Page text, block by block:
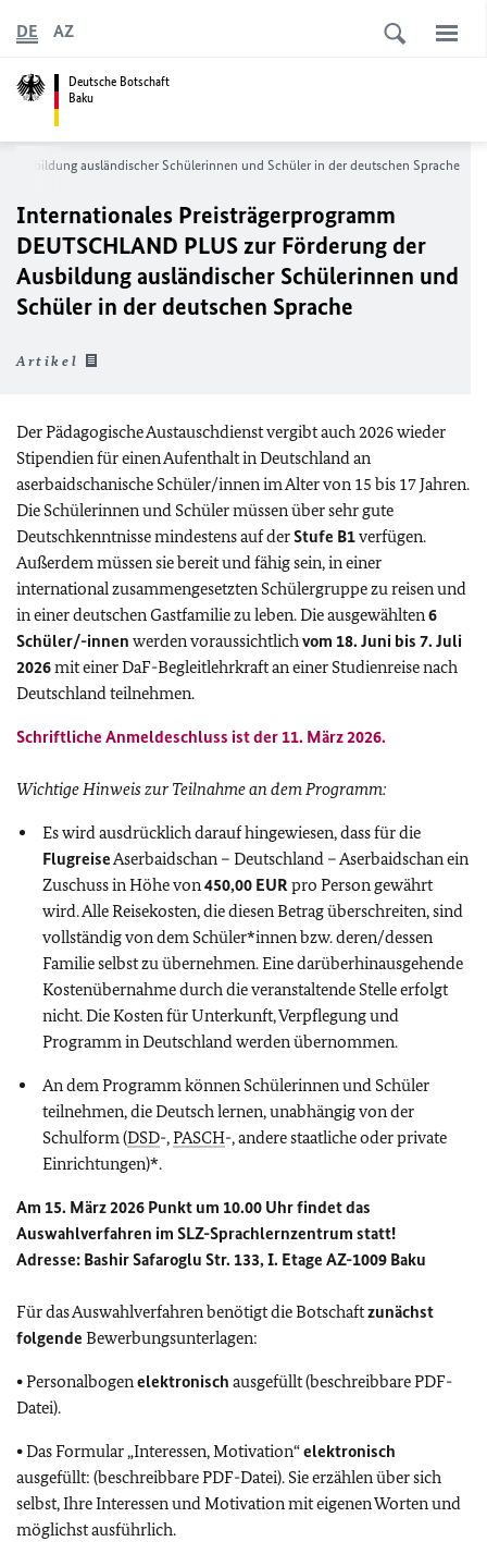
Deutsche Botschaft
Baku
DE AZ
Ausbildung ausländischer Schülerinnen und Schüler in der deutschen Sprache
Internationales Preisträgerprogramm
DEUTSCHLAND PLUS zur Förderung der
Ausbildung ausländischer Schülerinnen und
Schüler in der deutschen Sprache
Artikel
Der Pädagogische Austauschdienst vergibt auch 2026 wieder
Stipendien für einen Aufenthalt in Deutschland an
aserbaidschanische Schüler/innen im Alter von 15 bis 17 Jahren.
Die Schülerinnen und Schüler müssen über sehr gute
Deutschkenntnisse mindestens auf derStufe B1verfügen.
Außerdem müssen sie bereit und fähig sein, in einer
international zusammengesetzten Schülergruppe zu reisen und
in einer deutschen Gastfamilie zu leben. Die ausgewählten6
Schüler/-innen werden voraussichtlichvom 18. Juni bis 7. Juli
2026mit einer DaF-Begleitlehrkraft an einer Studienreise nach
Deutschland teilnehmen.
Schriftliche Anmeldeschluss ist der 11. März 2026.
Wichtige Hinweis zur Teilnahme an dem Programm:
Es wird ausdrücklich darauf hingewiesen, dass für die
FlugreiseAserbaidschan – Deutschland – Aserbaidschan ein
Zuschuss in Höhe von450,00 EURpro Person gewährt
wird. Alle Reisekosten, die diesen Betrag überschreiten, sind
vollständig von dem Schüler*innen bzw. deren/dessen
Familie selbst zu übernehmen. Eine darüberhinausgehende
Kostenübernahme durch die veranstaltende Stelle erfolgt
nicht. Die Kosten für Unterkunft, Verpflegung und
Programm in Deutschland werden übernommen.
An dem Programm können Schülerinnen und Schüler
teilnehmen, die Deutsch lernen, unabhängig von der
Schulform (DSD-,PASCH-, andere staatliche oder private
Einrichtungen)*.
Am 15. März 2026 Punkt um 10.00 Uhr findet das
Auswahlverfahren im SLZ-Sprachlernzentrum statt!
Adresse: Bashir Safaroglu Str. 133, I. Etage AZ-1009 Baku
Für das Auswahlverfahren benötigt die Botschaftzunächst
folgende Bewerbungsunterlagen:
•Personalbogenelektronisch ausgefüllt (beschreibbare PDF-
Datei).
•Das Formular „Interessen, Motivation“elektronisch
ausgefüllt: (beschreibbare PDF-Datei). Sie erzählen über sich
selbst, Ihre Interessen und Motivation mit eigenen Worten und
möglichst ausführlich.